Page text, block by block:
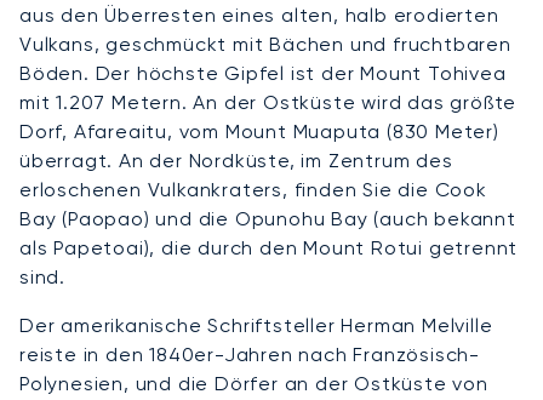
aus den Überresten eines alten, halb erodierten
Vulkans, geschmückt mit Bächen und fruchtbaren
Böden. Der höchste Gipfel ist der Mount Tohivea
mit 1.207 Metern. An der Ostküste wird das größte
Dorf, Afareaitu, vom Mount Muaputa (830 Meter)
überragt. An der Nordküste, im Zentrum des
erloschenen Vulkankraters, finden Sie die Cook
Bay (Paopao) und die Opunohu Bay (auch bekannt
als Papetoai), die durch den Mount Rotui getrennt
sind.
Der amerikanische Schriftsteller Herman Melville
reiste in den 1840er-Jahren nach Französisch-
Polynesien, und die Dörfer an der Ostküste von